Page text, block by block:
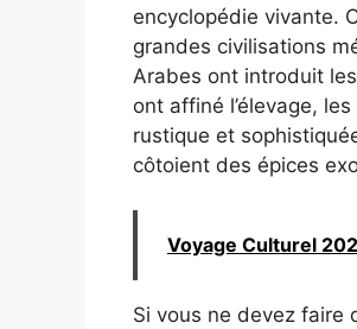
encyclopédie vivante.
grandes civilisations
Arabes ont introduit
ont affiné l’élevage,
rustique et
côtoient des épices
Voyage Culturel
Si vous ne devez faire